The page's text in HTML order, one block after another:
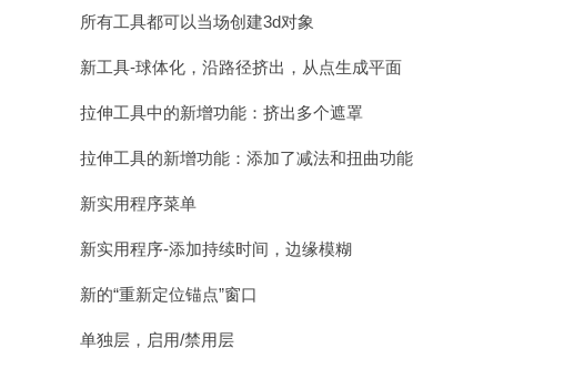
所有工具都可以当场创建3d对象
新工具-球体化，沿路径挤出，从点生成平面
拉伸工具中的新增功能：挤出多个遮罩
拉伸工具的新增功能：添加了减法和扭曲功能
新实用程序菜单
新实用程序-添加持续时间，边缘模糊
新的“重新定位锚点”窗口
单独层，启用/禁用层